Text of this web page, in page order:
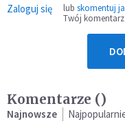
Zaloguj się lub skomentuj
Twój
Komentarze ()
Najnowsze